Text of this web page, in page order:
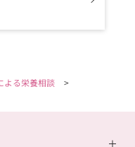
よる栄養相談
>